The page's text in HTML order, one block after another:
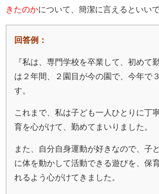
きたのかについて、簡潔に言えるといいで
回答例：
『私は、専門学校を卒業して、初めて
は２年間、２園目が今の園で、今年で
す。
これまで、私は子ども一人ひとりに丁
育を心がけて、勤めてまいりました。
また、自分自身運動が好きなので、子
に体を動かして活動できる遊びを、保
れるよう心がけてきました。